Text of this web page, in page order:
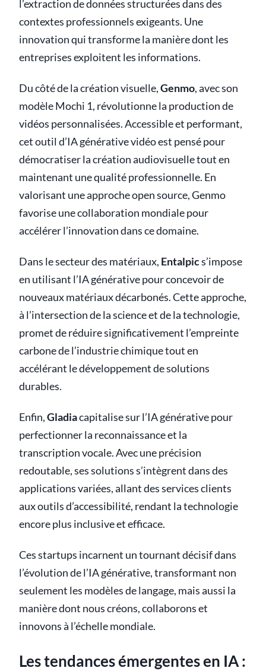
l’extraction de données structurées dans des
contextes professionnels exigeants. Une
innovation qui transforme la manière dont les
entreprises exploitent les informations.
Du côté de la création visuelle,Genmo, avec son
modèle Mochi 1, révolutionne la production de
vidéos personnalisées. Accessible et performant,
cet outil d’IA générative vidéo est pensé pour
démocratiser la création audiovisuelle tout en
maintenant une qualité professionnelle. En
valorisant une approche open source, Genmo
favorise une collaboration mondiale pour
accélérer l’innovation dans ce domaine.
Dans le secteur des matériaux, Entalpics’impose
en utilisant l’IA générative pour concevoir de
nouveaux matériaux décarbonés. Cette approche,
à l’intersection de la science et de la technologie,
promet de réduire significativement l’empreinte
carbone de l’industrie chimique tout en
accélérant le développement de solutions
durables.
Enfin,Gladiacapitalise sur l’IA générative pour
perfectionner la reconnaissance et la
transcription vocale. Avec une précision
redoutable, ses solutions s’intègrent dans des
applications variées, allant des services clients
aux outils d’accessibilité, rendant la technologie
encore plus inclusive et efficace.
Ces startups incarnent un tournant décisif dans
l’évolution de l’IA générative, transformant non
seulement les modèles de langage, mais aussi la
manière dont nous créons, collaborons et
innovons à l’échelle mondiale.
Les tendances émergentes en IA :